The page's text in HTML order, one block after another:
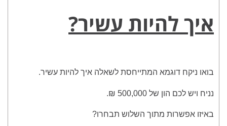
איך להיות עשיר?
בואו ניקח דוגמא המתייחסת לשאלה איך להיות עשיר.
נניח ויש לכם הון של 500,000 ₪.
באיזו אפשרות מתוך השלוש תבחרו?